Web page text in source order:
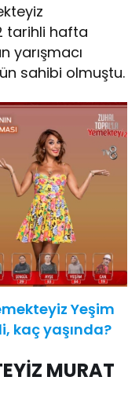
tarihli hafta
yarışmacı
sahibi olmuştu.
Yeşim
kaç yaşında?
MURAT